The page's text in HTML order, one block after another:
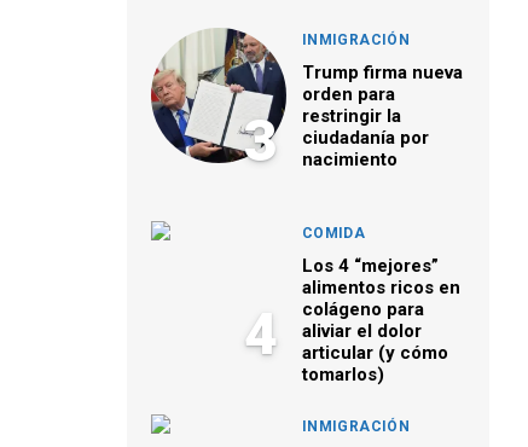
3
INMIGRACIÓN
Trump firma nueva
orden para
restringir la
ciudadanía por
nacimiento
4
COMIDA
Los 4 “mejores”
alimentos ricos en
colágeno para
aliviar el dolor
articular (y cómo
tomarlos)
INMIGRACIÓN